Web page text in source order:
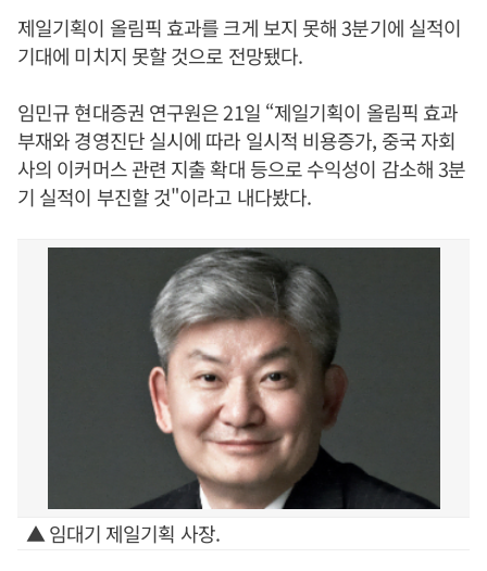
제일기획이 올림픽 효과를 크게 보지 못해 3분기에 실적이
기대에 미치지 못할 것으로 전망됐다.
임민규 현대증권 연구원은 21일 “제일기획이 올림픽 효과
부재와 경영진단 실시에 따라 일시적 비용증가, 중국 자회
사의 이커머스 관련 지출 확대 등으로 수익성이 감소해 3분
기 실적이 부진할 것"이라고 내다봤다.
▲ 임대기 제일기획 사장.